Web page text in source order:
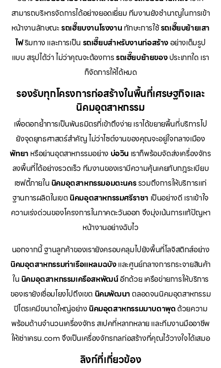
สามารถบริหารจัดการได้อย่างยอดเยี่ยม ทีมงานยังชำนาญในการเข้า
หน้างานลักษณะรถเฮี๊ยบงานโรงงาน ทักษะการใช้รถเฮี๊ยบย้ายเสา
ไฟริมทาง และการเป็น รถเฮี๊ยบสำหรับงานก่อสร้างอย่างเต็มรูป
แบบ สรุปได้ว่า ไม่ว่าคุณจะต้องการรถเฮี๊ยบย้ายของประเภทใด เรา
ก็จัดการให้ได้หมด
รองรับทุกโครงการก่อสร้างในพื้นที่เศรษฐกิจและ
นิคมอุตสาหกรรม
เพื่อตอกย้ำการเป็นพันธมิตรที่เข้าถึงง่าย เราได้ขยายพื้นที่บริการไป
ยังจุดยุทธศาสตร์สำคัญ ไม่ว่าไซต์งานของคุณจะอยู่ใจกลางเมือง
พัทยา หรือย่านอุตสาหกรรมอย่าง บ่อวิน เราก็พร้อมจัดส่งเครื่องจักร
ลงพื้นที่ได้อย่างรวดเร็ว ทีมงานของเรามีความคุ้นเคยกับกฎระเบียบ
เซฟตี้ภายใน นิคมอุตสาหกรรมอมตะนครรวมถึงการให้บริการแก่
ฐานการผลิตในเขต นิคมอุตสาหกรรมศรีราชา เป็นอย่างดี เราเข้าใจ
ความเร่งด่วนของโครงการในภาคตะวันออก จึงมุ่งเน้นการแก้ปัญหา
หน้างานอย่างฉับไว
นอกจากนี้ ฐานลูกค้าของเรายังครอบคลุมไปยังพื้นที่โลจิสติกส์อย่าง
นิคมอุตสาหกรรมท่าเรือแหลมฉบังและศูนย์กลางการกระจายสินค้า
ใน นิคมอุตสาหกรรมเครือสหพัฒน์อีกด้วย เครือข่ายการให้บริการ
ของเรายังเชื่อมโยงไปถึงเขต นิคมพัฒนา ตลอดจนนิคมอุตสาหกรรม
ปิโตรเคมีขนาดใหญ่อย่าง นิคมอุตสาหกรรมมาบตาพุดด้วยความ
พร้อมด้านจำนวนเครื่องจักร สเปคที่หลากหลาย และทีมงานมืออาชีพ
ให้เช่าเครน.com จึงเป็นเครื่องจักรกลก่อสร้างที่คุณไว้วางใจได้เสมอ
ลิงก์ที่เกี่ยวข้อง